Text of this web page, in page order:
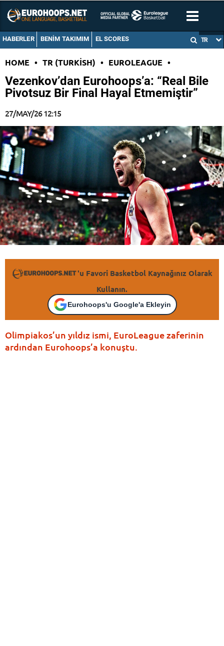
HABERLER BENIM TAKIMIM EL SCORES TR
HOME • TR (TURKISH) • EUROLEAGUE •
Vezenkov’dan Eurohoops’a: “Real Bile
Pivotsuz Bir Final Hayal Etmemiştir”
27/MAY/26 12:15
'u Favori Basketbol Kaynağınız Olarak
Kullanın.
Eurohoops'u Google'a Ekleyin
Olimpiakos’un yıldız ismi, EuroLeague zaferinin
ardından Eurohoops’a konuştu.